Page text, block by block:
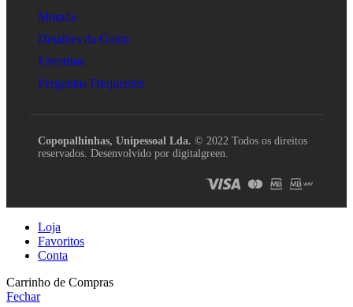
Morada
Detalhes da Conta
Favoritos
Perguntas Frequentes
Copopalhinhas, Unipessoal Lda. © 2022 Todos os direitos
reservados. Desenvolvido por digitalgreen.
Loja
Favoritos
Conta
Carrinho de Compras
Fechar